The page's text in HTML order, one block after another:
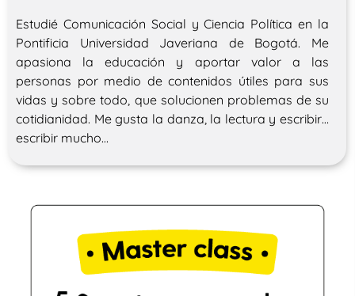
Estudié Comunicación Social y Ciencia Política en la
Pontificia Universidad Javeriana de Bogotá. Me
apasiona la educación y aportar valor a las
personas por medio de contenidos útiles para sus
vidas y sobre todo, que solucionen problemas de su
cotidianidad. Me gusta la danza, la lectura y escribir…
escribir mucho…